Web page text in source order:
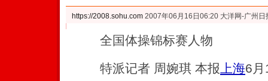
https://2008.sohu.com 2007年06月16日06:20 大洋网-广州日
全国体操锦标赛人物
特派记者 周婉琪 本报 上海6